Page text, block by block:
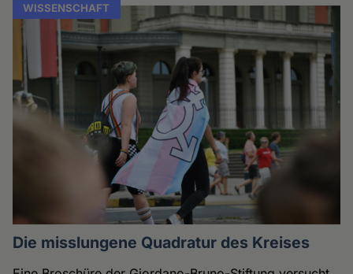
WISSENSCHAFT
Die misslungene Quadratur des Kreises